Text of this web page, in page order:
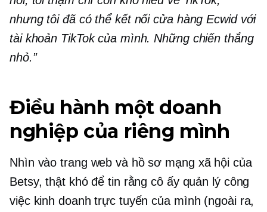
nhưng tôi đã có thể kết nối cửa hàng Ecwid với
tài khoản TikTok của mình. Những chiến thắng
nhỏ.”
Điều hành một doanh
nghiệp của riêng mình
Nhìn vào trang web và hồ sơ mạng xã hội của
Betsy, thật khó để tin rằng cô ấy quản lý công
việc kinh doanh trực tuyến của mình (ngoài ra,